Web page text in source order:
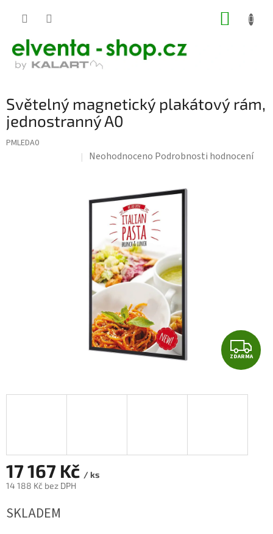
Světelný magnetický plakátový rám,
jednostranný A0
PMLEDA0
Průměrné
je
hvězdiček.
Neohodnoceno Podrobnosti hodnocení
Z
D
ZDARMA
17 167 Kč / ks
14 188 Kč bez DPH
cena:
SKLADEM